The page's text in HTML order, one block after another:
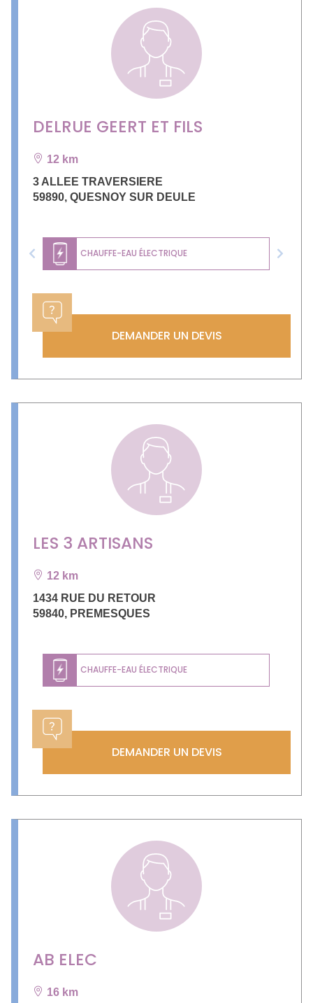
DELRUE GEERT ET FILS
12 km
3 ALLEE TRAVERSIERE
59890, QUESNOY SUR DEULE
CHAUFFE-EAU ÉLECTRIQUE
Previous Next
DEMANDER UN DEVIS
LES 3 ARTISANS
12 km
1434 RUE DU RETOUR
59840, PREMESQUES
CHAUFFE-EAU ÉLECTRIQUE
DEMANDER UN DEVIS
AB ELEC
16 km